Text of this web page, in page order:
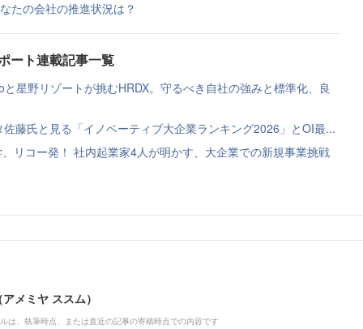
たの会社の推進状況は？
ート連載記事一覧
星野リゾートが挑むHRDX。守るべき自社の強みと標準化、良
藤氏と見る「イノベーティブ大企業ランキング2026」とOI最...
リコー発！ 社内起業家4人が明かす、大企業での新規事業挑戦
メミヤ ススム）
は、執筆時点、または直近の記事の寄稿時点での内容です